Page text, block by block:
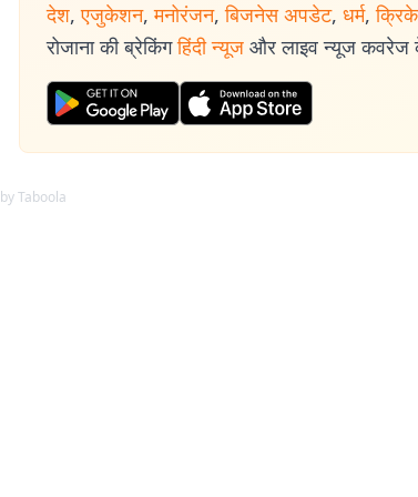
देश, एजुकेशन, मनोरंजन, बिजनेस अपडेट, धर्म,
रोजाना की ब्रेकिंग हिंदी न्यूज और लाइव न्यूज कवरेज
by Taboola